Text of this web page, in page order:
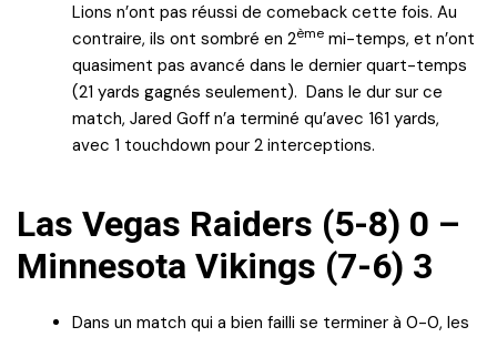
Lions n’ont pas réussi de comeback cette fois. Au
contraire, ils ont sombré en 2ème mi-temps, et n’ont
quasiment pas avancé dans le dernier quart-temps
(21 yards gagnés seulement). Dans le dur sur ce
match, Jared Goff n’a terminé qu’avec 161 yards,
avec 1 touchdown pour 2 interceptions.
Las Vegas Raiders (5-8) 0 –
Minnesota Vikings (7-6) 3
Dans un match qui a bien failli se terminer à 0-0, les